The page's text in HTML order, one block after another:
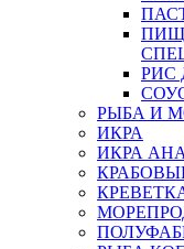
РИС
РЫБА И
ИКРА
ИКРА